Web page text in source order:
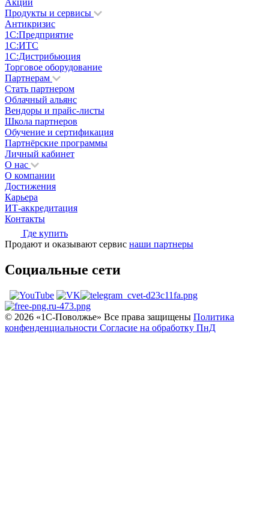
Акции
Продукты и сервисы
Антикризис
1С:Предприятие
1С:ИТС
1С:Дистрибьюция
Торговое оборудование
Партнерам
Стать партнером
Облачный альянс
Вендоры и прайс-листы
Школа партнеров
Обучение и сертификация
Партнёрские программы
Личный кабинет
О нас
О компании
Достижения
Карьера
ИТ-аккредитация
Контакты
Где купить
Продают и оказывают сервис наши партнеры
Социальные сети
© 2026 «1С‑Поволжье» Все права защищены Политика
конфенденциальности Согласие на обработку ПнД